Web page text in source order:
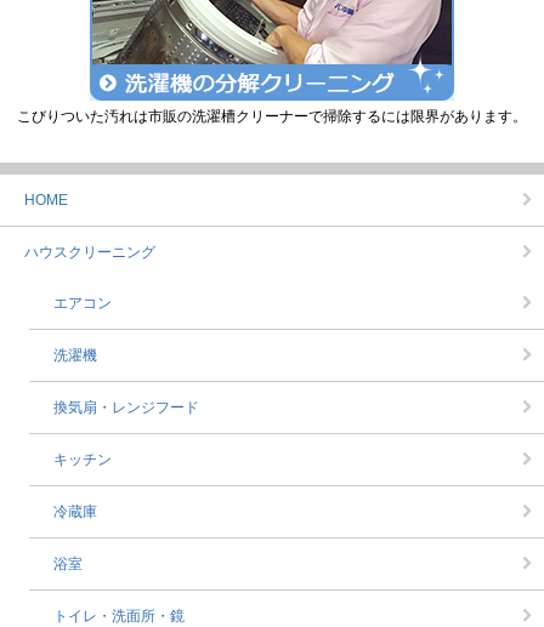
こびりついた汚れは市販の洗濯槽クリーナーで掃除するには限界があります。
HOME
ハウスクリーニング
エアコン
洗濯機
換気扇・レンジフード
キッチン
冷蔵庫
浴室
トイレ・洗面所・鏡